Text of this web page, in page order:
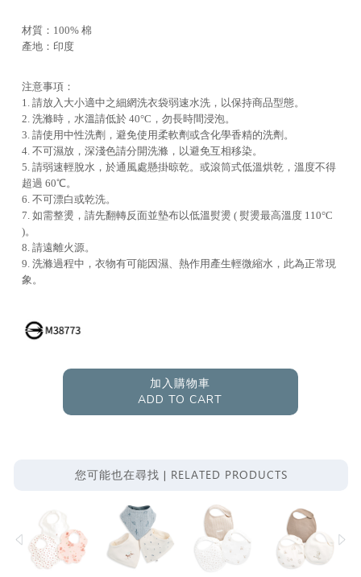
材質：100% 棉
產地：印度
注意事項：
1. 請放入大小適中之細網洗衣袋弱速水洗，以保持商品型態。
2. 洗滌時，水溫請低於 40°C，勿長時間浸泡。
3. 請使用中性洗劑，避免使用柔軟劑或含化學香精的洗劑。
4. 不可濕放，深淺色請分開洗滌，以避免互相移染。
5. 請弱速輕脫水，於通風處懸掛晾乾。或滾筒式低溫烘乾，溫度不得
超過 60℃。
6. 不可漂白或乾洗。
7. 如需整燙，請先翻轉反面並墊布以低溫熨燙 ( 熨燙最高溫度 110°C
)。
8. 請遠離火源。
9. 洗滌過程中，衣物有可能因濕、熱作用產生輕微縮水，此為正常現
象。
加入購物車
ADD TO CART
您可能也在尋找 | RELATED PRODUCTS